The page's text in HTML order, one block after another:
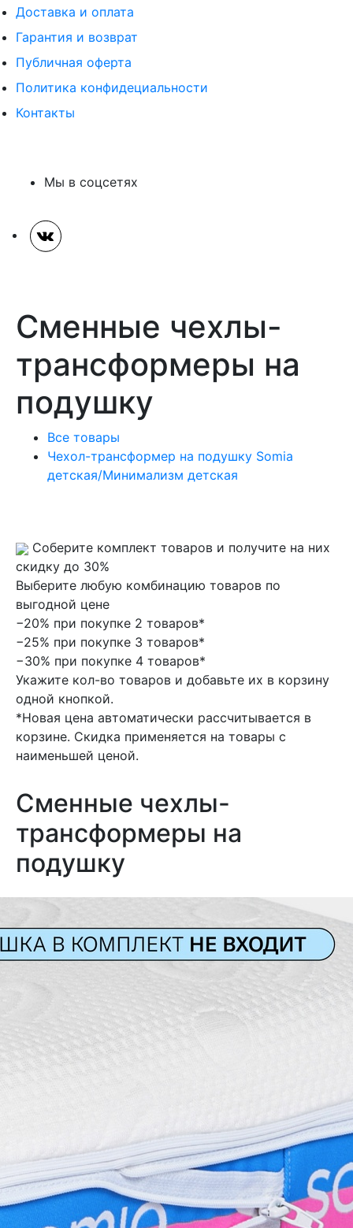
Доставка и оплата
Гарантия и возврат
Публичная оферта
Политика конфидециальности
Контакты
Мы в соцсетях
Сменные чехлы-
трансформеры на
подушку
Все товары
Чехол-трансформер на подушку Somia
детская/Минимализм детская
Соберите комплект товаров и получите на них
скидку до 30%
Выберите любую комбинацию товаров по
выгодной цене
−20% при покупке 2 товаров*
−25% при покупке 3 товаров*
−30% при покупке 4 товаров*
Укажите кол-во товаров и добавьте их в корзину
одной кнопкой.
*Новая цена автоматически рассчитывается в
корзине. Скидка применяется на товары с
наименьшей ценой.
Сменные чехлы-
трансформеры на
подушку